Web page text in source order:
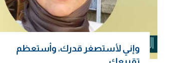
وإني لأستصغر قدرك، وأستعظم